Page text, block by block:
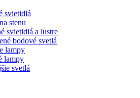
svietidlá
stenu
svietidlá a lustre
bodové svetlá
lampy
lampy
svetlá